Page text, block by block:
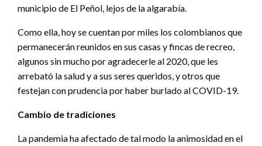
municipio de El Peñol, lejos de la algarabía.
Como ella, hoy se cuentan por miles los colombianos que
permanecerán reunidos en sus casas y fincas de recreo,
algunos sin mucho por agradecerle al 2020, que les
arrebató la salud y a sus seres queridos, y otros que
festejan con prudencia por haber burlado al COVID-19.
Cambio de tradiciones
La pandemia ha afectado de tal modo la animosidad en el